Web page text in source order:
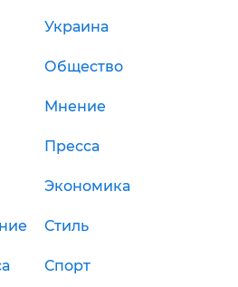
Украина
Общество
Мнение
Пресса
Экономика
Стиль
Спорт